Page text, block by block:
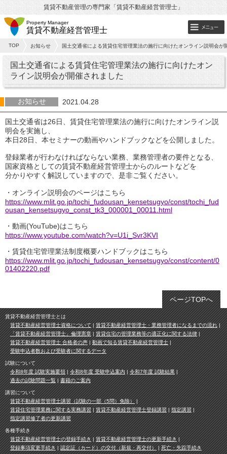
賃貸不動産管理の専門家「賃貸不動産経営管理士」
Property Manager
賃貸不動産経営管理士
TOP お知らせ 国土交通省による賃貸住宅管理業法の施行に向けたオンライン説明会が
国土交通省による賃貸住宅管理業法の施行に向けたオン
ライン説明会が開催されました
お知らせ 2021.04.28
国土交通省は26日、賃貸住宅管理業法の施行に向けたオンライン説
明会を実施し、
本日28日、本セミナーの動画やハンドブックなどを公開しました。
登録業者が行わなければならない業務、業務管理者の要件となる、
国家資格としての賃貸不動産経営管理士からのルートなどを
分かりやすく解説していますので、是非ご覧ください。
・オンライン説明会のページはこちら
https://www.mlit.go.jp/tochi_fudousan_kensetsugyo/const/tochi_fud
ousan_kensetsugyo_const_tk3_000001_00011.html
・動画(YouTube)はこちら
https://www.youtube.com/watch?v=U1i_Svr3KVI
・賃貸住宅管理業法制度概要ハンドブックはこちら
https://www.mlit.go.jp/tochi_fudousan_kensetsugyo/const/content/0
01402220.pdf
ページTOPへ
賃貸不動産経営管理士とは
賃貸不動産経営管理士資格について
賃貸不動産経営管理士・業務管理者になるまでの流れ
「賃貸不動産経営管理士」倫理憲章
賃貸住宅の管理業務等の適正化に関する法律
賃貸不動産経営管理士 合格者の声
動画で知る賃貸不動産経営管理士
受験申込者数および受験者に関するデータ
試験について
令和8年度 試験実施要領
令和8年度 受験申込案内
令和7年度 試験結果
過去の試験問題一覧
書籍のご案内
講習について
賃貸不動産経営管理士講習（試験の一部（5問）免除）
賃貸住宅管理業務に関する実務講習
賃貸不動産経営管理士登録講習
指定講習
指定講習修了者の更新講習
各種手続き
賃貸不動産経営管理士の登録手続き
賃貸不動産経営管理士の更新手続き
登録事項変更手続き
認定証（カード）の交付（新規・再交付） 死亡・失踪手続き